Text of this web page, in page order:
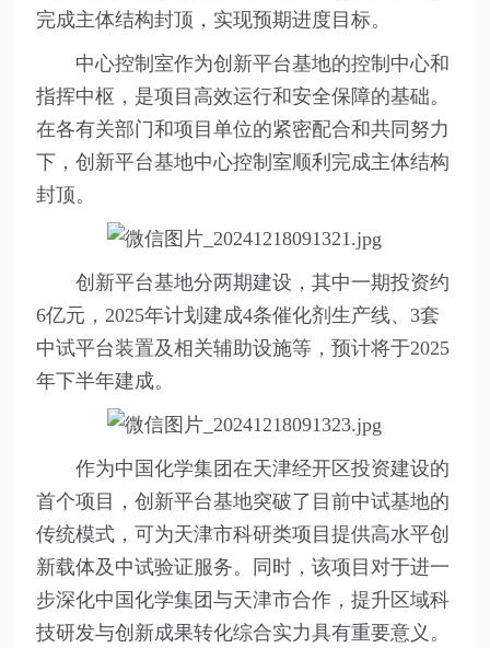
完成主体结构封顶，实现预期进度目标。
中心控制室作为创新平台基地的控制中心和
指挥中枢，是项目高效运行和安全保障的基础。
在各有关部门和项目单位的紧密配合和共同努力
下，创新平台基地中心控制室顺利完成主体结构
封顶。
创新平台基地分两期建设，其中一期投资约
6亿元，2025年计划建成4条催化剂生产线、3套
中试平台装置及相关辅助设施等，预计将于2025
年下半年建成。
作为中国化学集团在天津经开区投资建设的
首个项目，创新平台基地突破了目前中试基地的
传统模式，可为天津市科研类项目提供高水平创
新载体及中试验证服务。同时，该项目对于进一
步深化中国化学集团与天津市合作，提升区域科
技研发与创新成果转化综合实力具有重要意义。